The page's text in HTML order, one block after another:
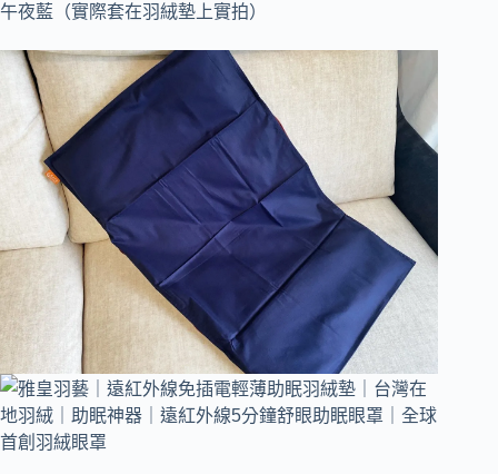
午夜藍（實際套在羽絨墊上實拍）